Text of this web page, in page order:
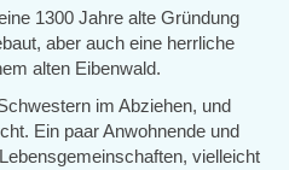
1300 Jahre alte Gründung
aber auch eine herrliche
alten Eibenwald.
im Abziehen, und
Ein paar Anwohnende und
vielleicht